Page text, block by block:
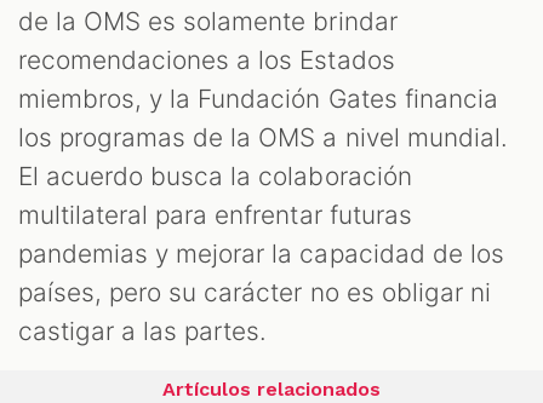
de la OMS es solamente brindar
recomendaciones a los Estados
miembros, y la Fundación Gates financia
los programas de la OMS a nivel mundial.
El acuerdo busca la colaboración
multilateral para enfrentar futuras
pandemias y mejorar la capacidad de los
países, pero su carácter no es obligar ni
castigar a las partes.
Artículos relacionados